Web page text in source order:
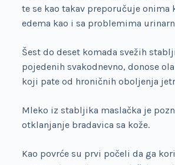
te se kao takav preporučuje onima
edema kao i sa problemima
Šest do deset komada svežih
pojedenih svakodnevno, donose
koji pate od hroničnih oboljenja
Mleko iz stabljika maslačka je
otklanjanje bradavica sa kože.
Kao povrće su prvi počeli da ga